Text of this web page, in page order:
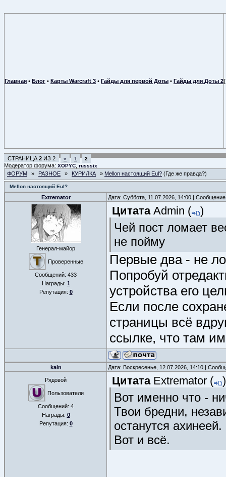
Главная • Блог • Карты Warcraft 3 • Гайды для первой Доты • Гайды для Доты 2
СТРАНИЦА 2 ИЗ 2 « 1 2
Модератор форума: XOPYC russsix
ФОРУМ » РАЗНОЕ » КУРИЛКА » Mellon настоящий Eul? (Где же правда?)
Mellon настоящий Eul?
Extremator Дата: Суббота, 11.07.2026, 14:00 |
Генерал-майор
Проверенные
Сообщений: 433
Награды: 1
Репутация: 0
Цитата Admin ( )
Чей пост ломает
не пойму
Первые два - не
Попробуй
устройства его
Если после
страницы всё
ссылке, что там
kain Дата: Воскресенье, 12.07.2026, 14:10 |
Рядовой
Пользователи
Сообщений: 4
Награды: 0
Репутация: 0
Цитата Extremator ( )
Вот именно что -
Твои бредни,
останутся ахинеей.
Вот и всё.